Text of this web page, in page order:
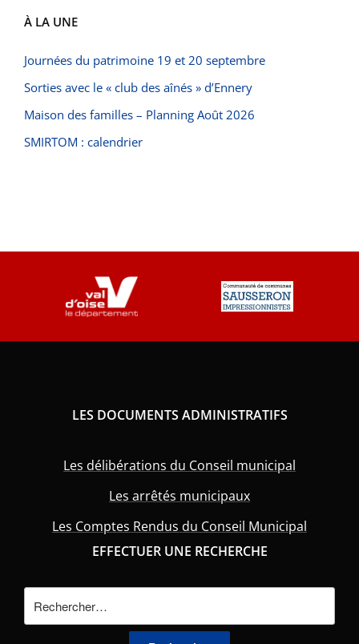
À LA UNE
Journées du patrimoine 19 et 20 septembre
Sorties avec le « club des aînés » d’Ennery
Maison des familles – Planning Août 2026
SMIRTOM : calendrier
LES DOCUMENTS ADMINISTRATIFS
Les délibérations du Conseil municipal
Les arrêtés municipaux
Les Comptes Rendus du Conseil Municipal
EFFECTUER UNE RECHERCHE